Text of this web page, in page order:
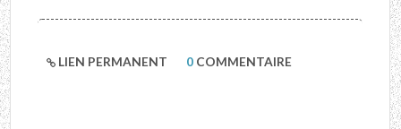
LIEN PERMANENT 0 COMMENTAIRE